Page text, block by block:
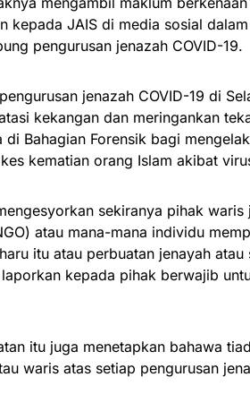
kepada JAIS di media sosial
pengurusan jenazah COVID-19.
jenazah COVID-19 di
kekangan dan meringankan
Bahagian Forensik bagi
kematian orang Islam akibat
sekiranya pihak waris
atau mana-mana individu
itu atau perbuatan jenayah atau
kepada pihak berwajib
itu juga menetapkan bahawa
waris atas setiap pengurusan